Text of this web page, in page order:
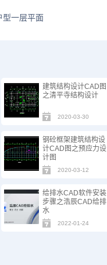
型一层平面
建筑结构设计CAD图
之清平寺结构设计
2020-03-30
钢砼框架建筑结构设
计CAD图之预应力设
计图
2020-03-12
给排水CAD软件安装
步骤之浩辰CAD给排
水
2022-01-24